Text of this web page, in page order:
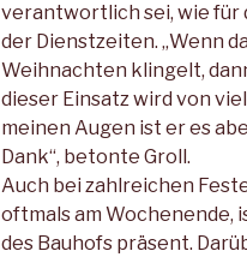
verantwortlich sei, wie für
der Dienstzeiten. „Wenn
Weihnachten klingelt,
dieser Einsatz wird von
meinen Augen ist er es
Dank“, betonte Groll.
Auch bei zahlreichen
oftmals am Wochenende,
des Bauhofs präsent.